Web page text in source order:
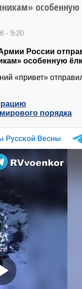
особенную
- 9:20
России
особенную
«привет»
порядка